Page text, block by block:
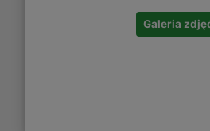
Galeria